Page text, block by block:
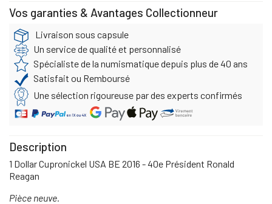
Vos garanties & Avantages Collectionneur
Livraison sous capsule
Un service de qualité et personnalisé
Spécialiste de la numismatique depuis plus de 40 ans
Satisfait ou Remboursé
Une sélection rigoureuse par des experts confirmés
Description
1 Dollar Cupronickel USA BE 2016 - 40e Président Ronald
Reagan
Pièce neuve.